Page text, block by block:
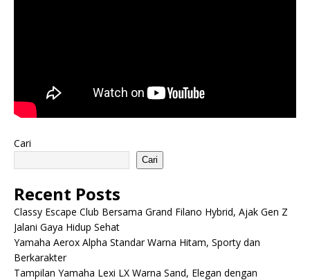
Cari
Cari
Recent Posts
Classy Escape Club Bersama Grand Filano Hybrid, Ajak Gen Z
Jalani Gaya Hidup Sehat
Yamaha Aerox Alpha Standar Warna Hitam, Sporty dan
Berkarakter
Tampilan Yamaha Lexi LX Warna Sand, Elegan dengan